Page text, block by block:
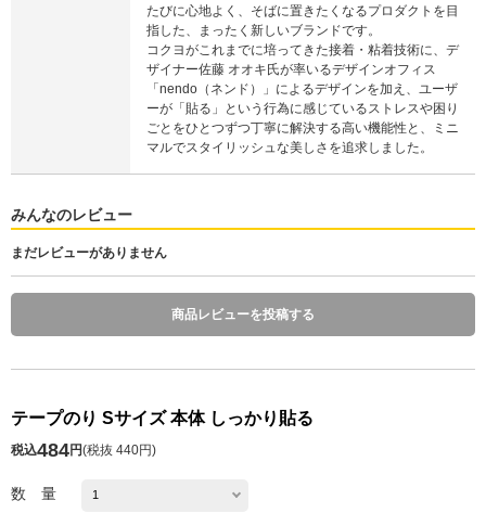
たびに心地よく、そばに置きたくなるプロダクトを目
指した、まったく新しいブランドです。
コクヨがこれまでに培ってきた接着・粘着技術に、デ
ザイナー佐藤 オオキ氏が率いるデザインオフィス
「nendo（ネンド）」によるデザインを加え、ユーザ
ーが「貼る」という行為に感じているストレスや困り
ごとをひとつずつ丁寧に解決する高い機能性と、ミニ
マルでスタイリッシュな美しさを追求しました。
みんなのレビュー
まだレビューがありません
商品レビューを投稿する
テープのり Sサイズ 本体 しっかり貼る
税込484円(税抜 440円)
数 量